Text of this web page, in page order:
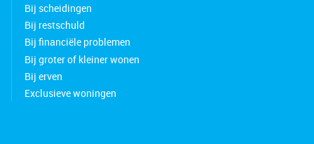
Bij scheidingen
Bij restschuld
Bij financiële problemen
Bij groter of kleiner wonen
Bij erven
Exclusieve woningen